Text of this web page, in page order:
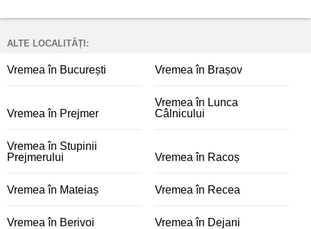
ALTE LOCALITĂȚI:
Vremea în București Vremea în Brașov
Vremea în Prejmer
Vremea în Lunca
Câlnicului
Vremea în Stupinii
Prejmerului
Vremea în Racoș
Vremea în Mateiaș Vremea în Recea
Vremea în Berivoi Vremea în Dejani